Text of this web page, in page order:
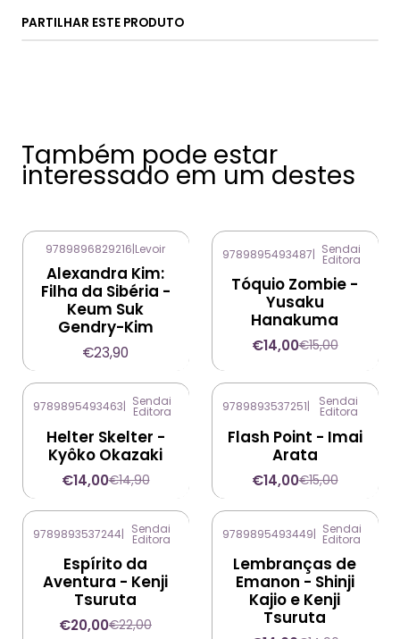
PARTILHAR ESTE PRODUTO
Também pode estar
interessado em um destes
9789896829216|Levoir
Alexandra Kim:
Filha da Sibéria -
Keum Suk
Gendry-Kim
€23,90
-7%DESCONTO
9789895493487| Sendai
Editora
Tóquio Zombie -
Yusaku
Hanakuma
€14,00€15,00
-6%DESCONTO
9789895493463| Sendai
Editora
Helter Skelter -
Kyôko Okazaki
€14,00€14,90
-7%DESCONTO
9789893537251| Sendai
Editora
Flash Point - Imai
Arata
€14,00€15,00
-9%DESCONTO
9789893537244| Sendai
Editora
Espírito da
Aventura - Kenji
Tsuruta
€20,00€22,00
-6%DESCONTO
9789895493449| Sendai
Editora
Lembranças de
Emanon - Shinji
Kajio e Kenji
Tsuruta